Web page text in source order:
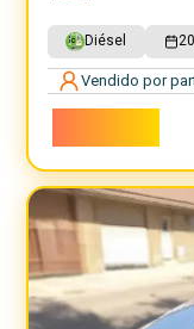
Diésel
Vendido por